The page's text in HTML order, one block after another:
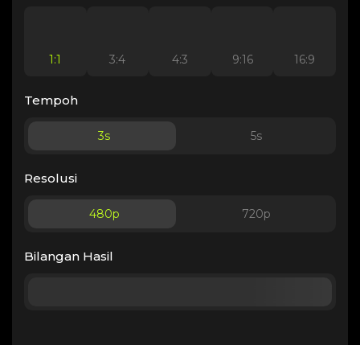
1:1 3:4 4:3 9:16 16:9
Tempoh
3s 5s
Resolusi
480p 720p
Bilangan Hasil